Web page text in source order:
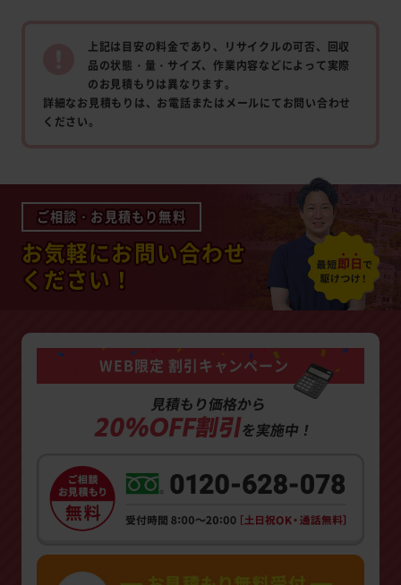
上記は目安の料金であり、リサイクルの可否、回収
品の状態・量・サイズ、作業内容などによって実際
のお見積もりは異なります。
詳細なお見積もりは、お電話またはメールにてお問い合わせ
ください。
ご相談・お見積もり無料
お気軽にお問い合わせ
ください！
WEB限定 割引キャンペーン
見積もり価格から
20%OFF割引を実施中！